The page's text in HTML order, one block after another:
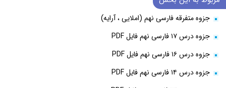
جزوه متفرقه فارسی نهم (املایی ، آرایه)
جزوه درس ۱۷ فارسی نهم فایل PDF
جزوه درس ۱۶ فارسی نهم فایل PDF
جزوه درس ۱۴ فارسی نهم فایل PDF